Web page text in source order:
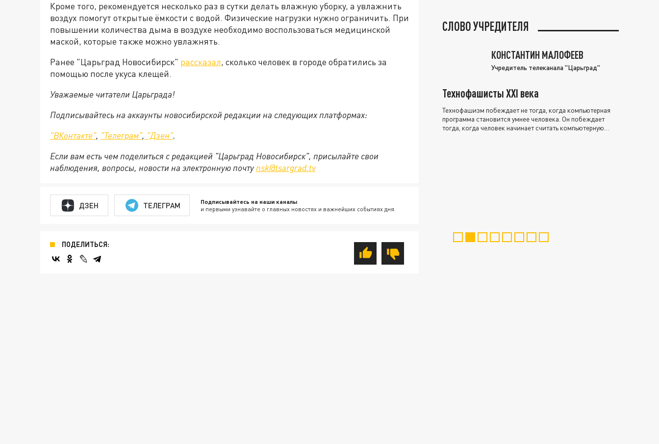
Кроме того, рекомендуется несколько раз в сутки делать влажную уборку, а увлажнить
воздух помогут открытые ёмкости с водой. Физические нагрузки нужно ограничить. При
повышении количества дыма в воздухе необходимо воспользоваться медицинской
маской, которые также можно увлажнять.
Ранее "Царьград Новосибирск" рассказал, сколько человек в городе обратились за
помощью после укуса клещей.
Уважаемые читатели Царьграда!
Подписывайтесь на аккаунты новосибирской редакции на следующих платформах:
"ВКонтакте", "Телеграм", "Дзен".
Если вам есть чем поделиться с редакцией "Царьград Новосибирск", присылайте свои
наблюдения, вопросы, новости на электронную почту nsk@tsargrad.tv
ДЗЕН ТЕЛЕГРАМ Подписывайтесь на наши каналы
и первыми узнавайте о главных новостях и важнейших событиях дня.
ПОДЕЛИТЬСЯ:
СЛОВО УЧРЕДИТЕЛЯ
КОНСТАНТИН МАЛОФЕЕВ
Учредитель телеканала "Царьград"
Технофашисты XXI века
Технофашизм побеждает не тогда, когда компьютерная
программа становится умнее человека. Он побеждает
тогда, когда человек начинает считать компьютерную